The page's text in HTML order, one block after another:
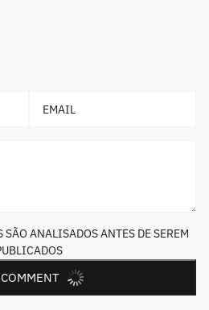
ANALISADOS ANTES DE SEREM